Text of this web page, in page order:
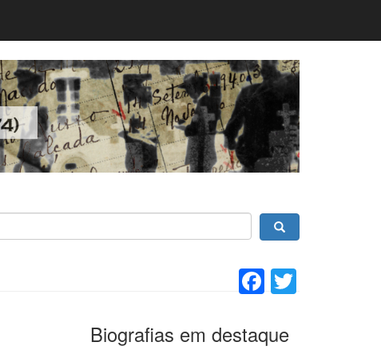
Facebook
Biografias em destaque